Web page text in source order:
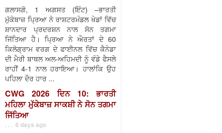
ਗਲਾਸਗੋ, 1 ਅਗਸਤ (ਇੰਟ) –ਭਾਰਤੀ
ਮੁੱਕੇਬਾਜ਼ ਪ੍ਰਿਆ ਨੇ ਰਾਸ਼ਟਰਮੰਡਲ ਖੇਡਾਂ ਵਿੱਚ
ਸ਼ਾਨਦਾਰ ਪ੍ਰਦਰਸ਼ਨ ਨਾਲ ਸੋਨ ਤਗਮਾ
ਜਿੱਤਿਆ ਹੈ। ਪ੍ਰਿਆ ਨੇ ਔਰਤਾਂ ਦੇ 60
ਕਿਲੋਗ੍ਰਾਮ ਵਰਗ ਦੇ ਫਾਈਨਲ ਵਿੱਚ ਕੈਨੇਡਾ
ਦੀ ਮੈਰੀ ਬਾਥਲ ਅਲ-ਅਹਿਮਦੀ ਨੂੰ ਵੰਡੇ ਫੈਸਲੇ
ਰਾਹੀਂ 4-1 ਨਾਲ ਹਰਾਇਆ। ਹਾਲਾਂਕਿ ਉਹ
ਪਹਿਲਾ ਦੌਰ ਹਾਰ ...
CWG 2026 ਦਿਨ 10: ਭਾਰਤੀ
ਮਹਿਲਾ ਮੁੱਕੇਬਾਜ਼ ਸਾਕਸ਼ੀ ਨੇ ਸੋਨ ਤਗਮਾ
ਜਿੱਤਿਆ
. . . 6 days ago